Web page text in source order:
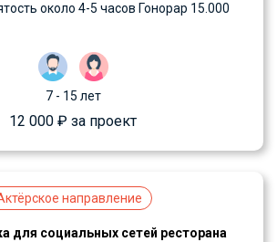
около 4-5 часов Гонорар 15.000
7 - 15 лет
12 000 ₽ за проект
направление
для социальных сетей ресторана